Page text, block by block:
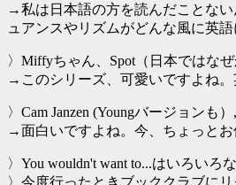
→私は日本語の方を読んだことな
ュアンスやリズムがどんな風に英
〉Miffyちゃん、Spot（日本ではな
→このシリーズ、可愛いですよね。
〉Cam Janzen (Youngバージョンも
→面白いですよね。今、ちょっとお
〉You wouldn't want to...はいろいろ